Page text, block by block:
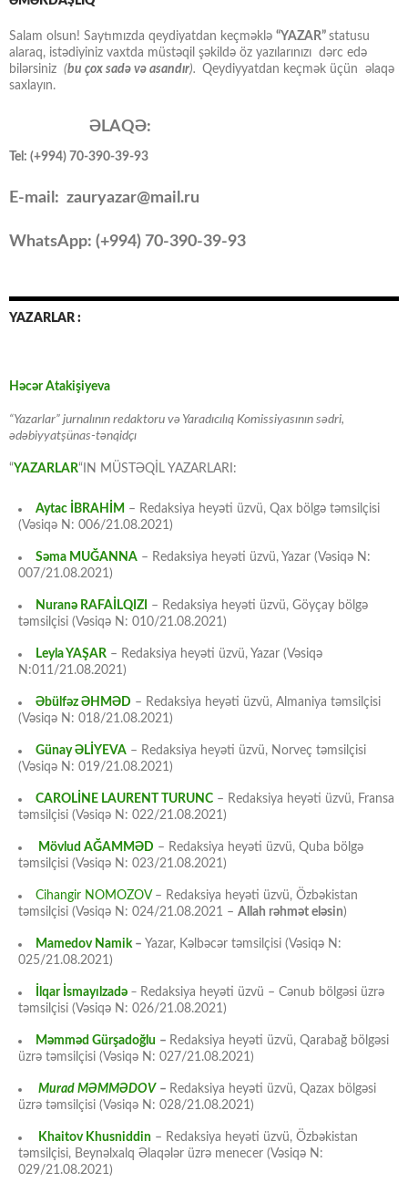
Salam olsun! Saytımızda qeydiyatdan keçməklə “YAZAR” statusu
alaraq, istədiyiniz vaxtda müstəqil şəkildə öz yazılarınızı dərc edə
bilərsiniz (bu çox sadə və asandır). Qeydiyyatdan keçmək üçün əlaqə
saxlayın.
ƏLAQƏ:
Tel: (+994) 70-390-39-93
E-mail: zauryazar@mail.ru
WhatsApp: (+994) 70-390-39-93
YAZARLAR :
Həcər Atakişiyeva
“Yazarlar” jurnalının redaktoru və Yaradıcılıq Komissiyasının sədri,
ədəbiyyatşünas-tənqidçı
“YAZARLAR“IN MÜSTƏQİL YAZARLARI:
Aytac İBRAHİM – Redaksiya heyəti üzvü, Qax bölgə təmsilçisi
(Vəsiqə N: 006/21.08.2021)
Səma MUĞANNA – Redaksiya heyəti üzvü, Yazar (Vəsiqə N:
007/21.08.2021)
Nuranə RAFAİLQIZI
– Redaksiya heyəti üzvü, Göyçay bölgə
təmsilçisi (Vəsiqə N: 010/21.08.2021)
Leyla YAŞAR – Redaksiya heyəti üzvü, Yazar (Vəsiqə
N:011/21.08.2021)
Əbülfəz ƏHMƏD – Redaksiya heyəti üzvü, Almaniya təmsilçisi
(Vəsiqə N: 018/21.08.2021)
Günay ƏLİYEVA – Redaksiya heyəti üzvü, Norveç təmsilçisi
(Vəsiqə N: 019/21.08.2021)
CAROLİNE LAURENT TURUNC – Redaksiya heyəti üzvü, Fransa
təmsilçisi (Vəsiqə N: 022/21.08.2021)
Mövlud AĞAMMƏD – Redaksiya heyəti üzvü, Quba bölgə
təmsilçisi (Vəsiqə N: 023/21.08.2021)
Cihangir NOMOZOV– Redaksiya heyəti üzvü, Özbəkistan
təmsilçisi (Vəsiqə N: 024/21.08.2021 – Allah rəhmət eləsin)
Mamedov Namik– Yazar, Kəlbəcər təmsilçisi (Vəsiqə N:
025/21.08.2021)
İlqar İsmayılzadə – Redaksiya heyəti üzvü – Cənub bölgəsi üzrə
təmsilçisi (Vəsiqə N: 026/21.08.2021)
Məmməd Gürşadoğlu – Redaksiya heyəti üzvü, Qarabağ bölgəsi
üzrə təmsilçisi (Vəsiqə N: 027/21.08.2021)
Murad MƏMMƏDOV – Redaksiya heyəti üzvü, Qazax bölgəsi
üzrə təmsilçisi (Vəsiqə N: 028/21.08.2021)
Khaitov Khusniddin – Redaksiya heyəti üzvü, Özbəkistan
təmsilçisi, Beynəlxalq Əlaqələr üzrə menecer (Vəsiqə N:
029/21.08.2021)